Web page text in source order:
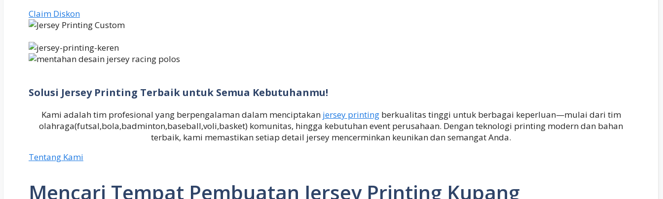
Claim Diskon
Solusi Jersey Printing Terbaik untuk Semua Kebutuhanmu!
Kami adalah tim profesional yang berpengalaman dalam menciptakan jersey printingberkualitas tinggi untuk berbagai keperluan—mulai dari tim
olahraga(futsal,bola,badminton,baseball,voli,basket) komunitas, hingga kebutuhan event perusahaan. Dengan teknologi printing modern dan bahan
terbaik, kami memastikan setiap detail jersey mencerminkan keunikan dan semangat Anda.
Tentang Kami
Mencari Tempat Pembuatan Jersey Printing Kupang